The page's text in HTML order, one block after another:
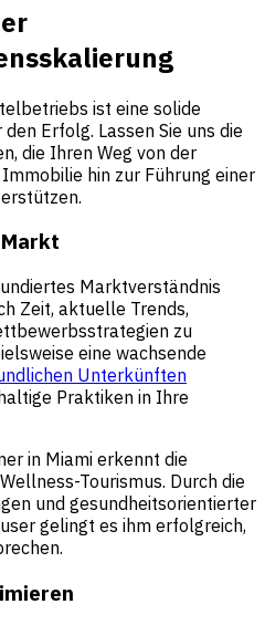
ist eine solide
Erfolg. Lassen Sie uns die
die Ihren Weg von der
hin zur Führung einer
Marktverständnis
Zeit, aktuelle Trends,
zu
eine wachsende
Unterkünften
Praktiken in Ihre
in Miami erkennt die
Tourismus. Durch die
und gesundheitsorientierter
gelingt es ihm erfolgreich,